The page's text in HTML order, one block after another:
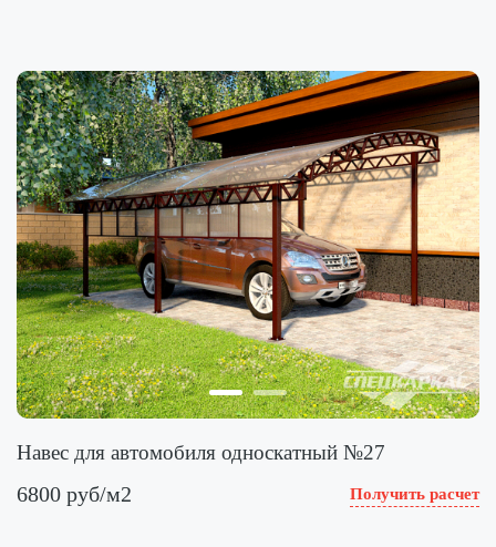
Навес для автомобиля односкатный №27
6800 руб/м2 Получить расчет